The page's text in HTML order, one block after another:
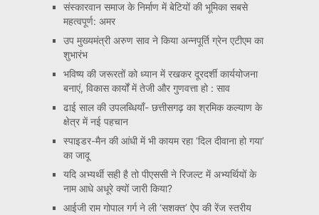
संस्कारवान समाज के निर्माण में बेटियों की भूमिका सबसे
महत्वपूर्ण: अमर
उप मुख्यमंत्री अरुण साव ने किया अन्नपूर्ति ग्रेन एटीएम का
शुभारंभ
भविष्य की जरूरतों को ध्यान में रखकर दूरदर्शी कार्ययोजना
बनाएं, विकास कार्यों में तेजी और गुणवत्ता हो : साव
ढाई साल की उपलब्धियाँ- छत्तीसगढ़ का श्रमिक कल्याण के
क्षेत्र में नई पहचान
स्पाइडर-मैन की आंधी में भी कायम रहा ‘दिल दीवाना हो गया’
का जादू
यदि अभ्यर्थी सही है तो पीएससी ने रिजल्ट में अभ्यर्थियों के
नाम आधे अधूरे क्यों जारी किया?
आईजी राम गोपाल गर्ग ने ली ‘सशक्त’ ऐप की रेंज स्तरीय